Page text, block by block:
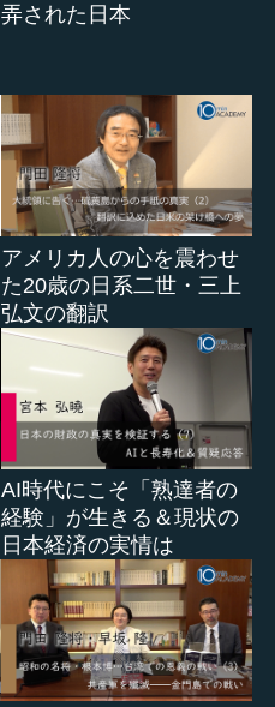
弄された日本
アメリカ人の心を震わせ
た20歳の日系二世・三上
弘文の翻訳
AI時代にこそ「熟達者の
経験」が生きる＆現状の
日本経済の実情は